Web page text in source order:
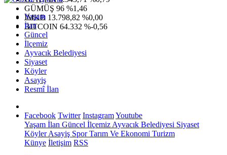
GÜMÜŞ 96 %1,46
IMKB 13.798,82 %0,00
BITCOIN 64.332 %-0,56
Yaşam
İlan
Güncel
İlçemiz
Ayvacık Belediyesi
Siyaset
Köyler
Asayiş
Resmî İlan
Facebook Twitter InstagramYoutube
Yaşam İlan Güncel İlçemiz Ayvacık Belediyesi Siyaset
KöylerAsayiş SporTarım Ve Ekonomi Turizm
Künye İletişim RSS